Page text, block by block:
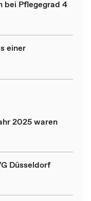
bei Pflegegrad 4
einer
2025 waren
Düsseldorf